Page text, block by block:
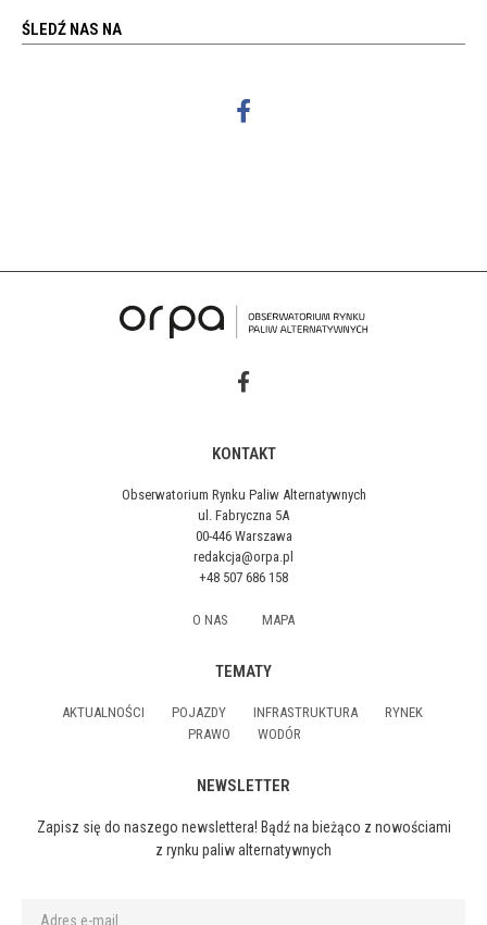
ŚLEDŹ NAS NA
KONTAKT
Obserwatorium Rynku Paliw Alternatywnych
ul. Fabryczna 5A
00-446 Warszawa
redakcja@orpa.pl
+48 507 686 158
O NAS MAPA
TEMATY
AKTUALNOŚCI POJAZDY INFRASTRUKTURA
RYNEK
PRAWO
WODÓR
NEWSLETTER
Zapisz się do naszego newslettera! Bądź na bieżąco z nowościami
z rynku paliw alternatywnych